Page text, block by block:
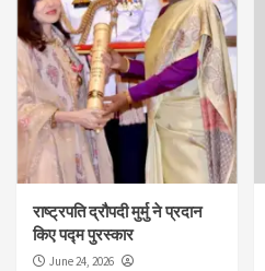
राष्ट्रपति द्रौपदी मुर्मु ने प्रदान
किए पद्म पुरस्कार
June 24, 2026